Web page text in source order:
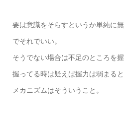
要は意識をそらすというか単純に
でそれでいい。
そうでない場合は不足のところを
握ってる時は疑えば握力は弱まると
メカニズムはそういうこと。